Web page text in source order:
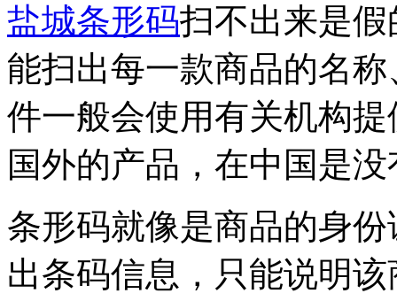
盐城条形码扫不出来是
能扫出每一款商品的名
件一般会使用有关机构
国外的产品，在中国是
条形码就像是商品的身
出条码信息，只能说明